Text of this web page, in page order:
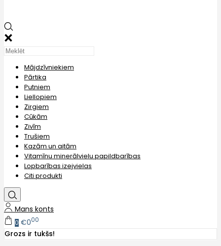
Mājdzīvniekiem
Pārtika
Putniem
Liellopiem
Zirgiem
Cūkām
Zivīm
Trušiem
Kazām un aitām
Vitamīnu minerālvielu papildbarības
Lopbarības izejvielas
Citi produkti
Mans konts
0 €000
Grozs ir tukšs!